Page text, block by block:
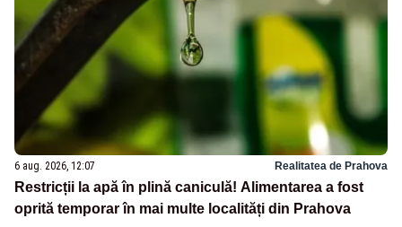
6 aug. 2026, 12:07 Realitatea de Prahova
Restricții la apă în plină caniculă! Alimentarea a fost
oprită temporar în mai multe localități din Prahova